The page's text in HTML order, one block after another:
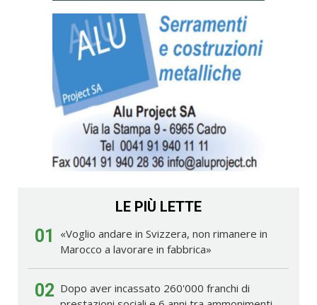
LE PIÙ LETTE
01
«Voglio andare in Svizzera, non rimanere in
Marocco a lavorare in fabbrica»
02 Dopo aver incassato 260'000 franchi di